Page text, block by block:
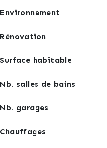
Environnement
Rénovation
Surface habitable
Nb. salles de bains
Nb. garages
Chauffages